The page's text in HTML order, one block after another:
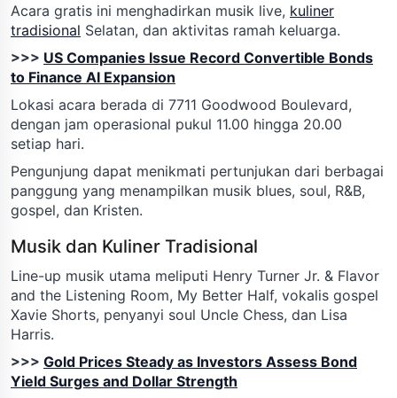
Acara gratis ini menghadirkan musik live, kuliner
tradisional Selatan, dan aktivitas ramah keluarga.
>>> US Companies Issue Record Convertible Bonds
to Finance AI Expansion
Lokasi acara berada di 7711 Goodwood Boulevard,
dengan jam operasional pukul 11.00 hingga 20.00
setiap hari.
Pengunjung dapat menikmati pertunjukan dari berbagai
panggung yang menampilkan musik blues, soul, R&B,
gospel, dan Kristen.
Musik dan Kuliner Tradisional
Line-up musik utama meliputi Henry Turner Jr. & Flavor
and the Listening Room, My Better Half, vokalis gospel
Xavie Shorts, penyanyi soul Uncle Chess, dan Lisa
Harris.
>>> Gold Prices Steady as Investors Assess Bond
Yield Surges and Dollar Strength